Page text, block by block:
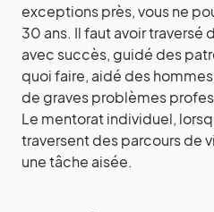
exceptions près, vous ne
30 ans. Il faut avoir
avec succès, guidé des
quoi faire, aidé des
de graves problèmes
Le mentorat individuel,
traversent des parcours de
une tâche aisée.